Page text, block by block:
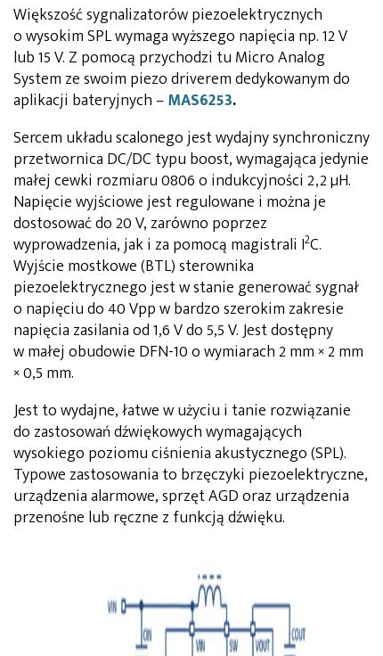
Większość sygnalizatorów piezoelektrycznych
o wysokim SPL wymaga wyższego napięcia np. 12 V
lub 15 V. Z pomocą przychodzi tu Micro Analog
System ze swoim piezo driverem dedykowanym do
aplikacji bateryjnych –MAS6253.
Sercem układu scalonego jest wydajny synchroniczny
przetwornica DC/DC typu boost, wymagająca jedynie
małej cewki rozmiaru 0806 o indukcyjności 2,2 µH.
Napięcie wyjściowe jest regulowane i można je
dostosować do 20 V, zarówno poprzez
wyprowadzenia, jak i za pomocą magistrali I2C.
Wyjście mostkowe (BTL) sterownika
piezoelektrycznego jest w stanie generować sygnał
o napięciu do 40 Vpp w bardzo szerokim zakresie
napięcia zasilania od 1,6 V do 5,5 V. Jest dostępny
w małej obudowie DFN-10 o wymiarach 2 mm × 2 mm
× 0,5 mm.
Jest to wydajne, łatwe w użyciu i tanie rozwiązanie
do zastosowań dźwiękowych wymagających
wysokiego poziomu ciśnienia akustycznego (SPL).
Typowe zastosowania to brzęczyki piezoelektryczne,
urządzenia alarmowe, sprzęt AGD oraz urządzenia
przenośne lub ręczne z funkcją dźwięku.